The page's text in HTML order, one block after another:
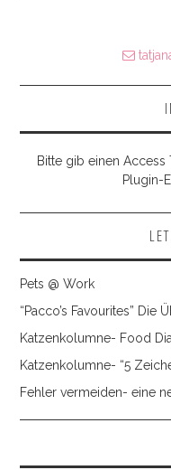
Bitte gib einen Access
Plugin-
Pets @ Work
“Pacco’s Favourites” Die
Katzenkolumne- Food
Katzenkolumne- “5
Fehler vermeiden- eine